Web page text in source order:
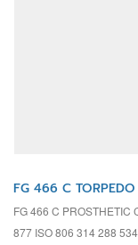
FG 466 C
FG 466 C PROSTHETIC
877 ISO 806 314 288